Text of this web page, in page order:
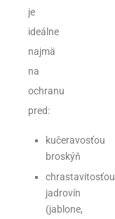
je
ideálne
najmä
na
ochranu
pred:
kučeravosťou
broskýň
chrastavitosťou
jadrovín
(jablone,